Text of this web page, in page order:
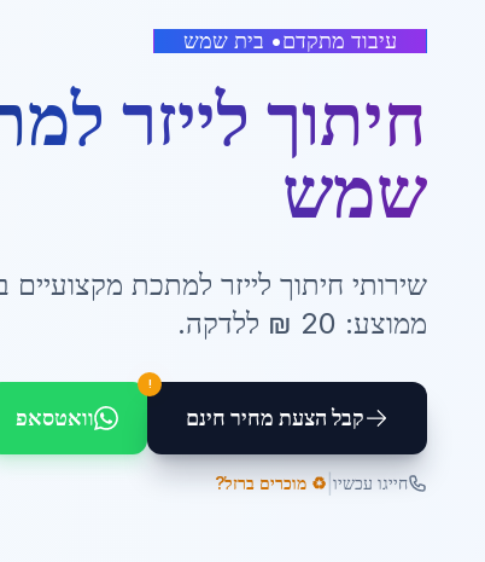
עיבוד מתקדם• בית שמש
חיתוך לייזר
שמש
שירותי חיתוך לייזר למתכת מקצועיים
ממוצע: 20 ₪ ללדקה.
קבל הצעת מחיר חינם
!
וואטסאפ
חייגו עכשיו ♻️ מוכרים ברזל?